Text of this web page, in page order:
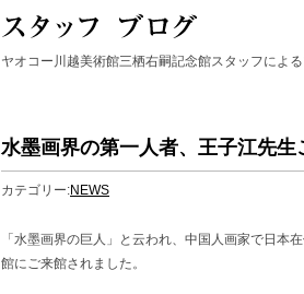
ヤオコー川越美術館三栖右嗣記念館スタッフによる
水墨画界の第一人者、王子江先生
カテゴリー:NEWS
「水墨画界の巨人」と云われ、中国人画家で日
館にご来館されました。